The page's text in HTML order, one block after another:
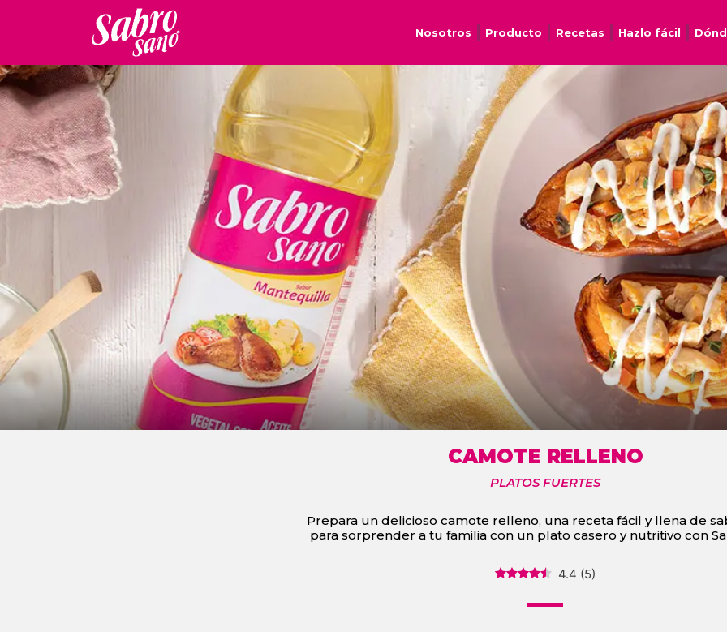
Nosotros Producto Recetas Hazlo fácil
CAMOTE RELLENO
PLATOS FUERTES
Prepara un delicioso camote relleno, una receta fácil y llena de
para sorprender a tu familia con un plato casero y nutritivo con
4.4 (5)